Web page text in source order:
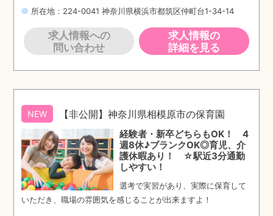
所在地：224-0041 神奈川県横浜市都筑区仲町台1-34-14
求人情報への
問い合わせ
求人情報の
詳細を見る
NEW 【非公開】神奈川県相模原市の保育園
経験者・新卒どちらもOK！ 4
週8休♪ブランクOK◎育児、介
護休暇あり！ ☆駅近3分通勤
しやすい！
選考で実習があり、実際に保育して
いただき、職場の雰囲気を感じることが出来ますよ！